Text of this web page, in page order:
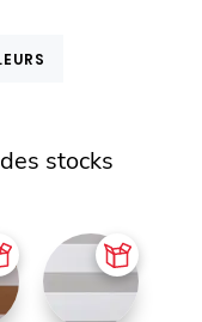
stocks